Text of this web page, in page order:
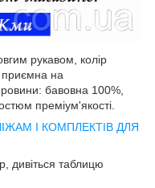
рукавом, колір
на
бавовна 100%,
преміум'якості.
І КОМПЛЕКТІВ ДЛЯ
дивіться таблицю